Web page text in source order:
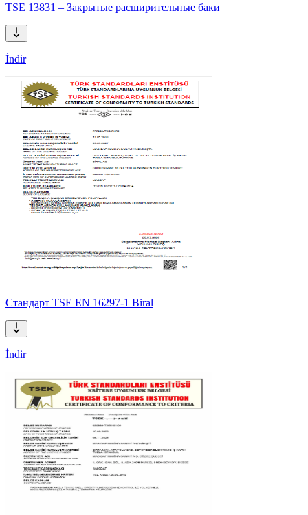
TSE 13831 – Закрытые расширительные баки
İndir
Стандарт TSE EN 16297-1 Biral
İndir